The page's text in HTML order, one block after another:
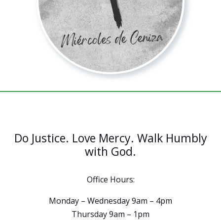
Do Justice. Love Mercy. Walk Humbly
with God.
Office Hours:
Monday – Wednesday 9am – 4pm
Thursday 9am – 1pm